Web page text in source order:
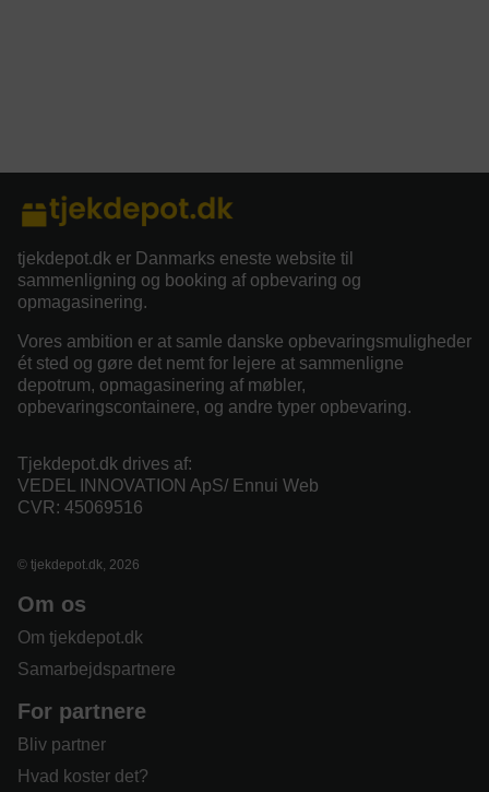
tjekdepot.dk er Danmarks eneste website til
sammenligning og booking af opbevaring og
opmagasinering.
Vores ambition er at samle danske opbevaringsmuligheder
ét sted og gøre det nemt for lejere at sammenligne
depotrum, opmagasinering af møbler,
opbevaringscontainere, og andre typer opbevaring.
Tjekdepot.dk drives af:
VEDEL INNOVATION ApS/ Ennui Web
CVR: 45069516
© tjekdepot.dk, 2026
Om os
Om tjekdepot.dk
Samarbejdspartnere
For partnere
Bliv partner
Hvad koster det?